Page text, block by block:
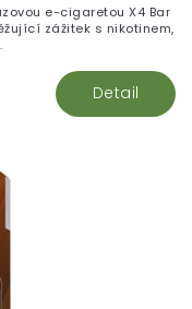
Detail
e-cigaretou X4 Bar
zážitek s nikotinem,